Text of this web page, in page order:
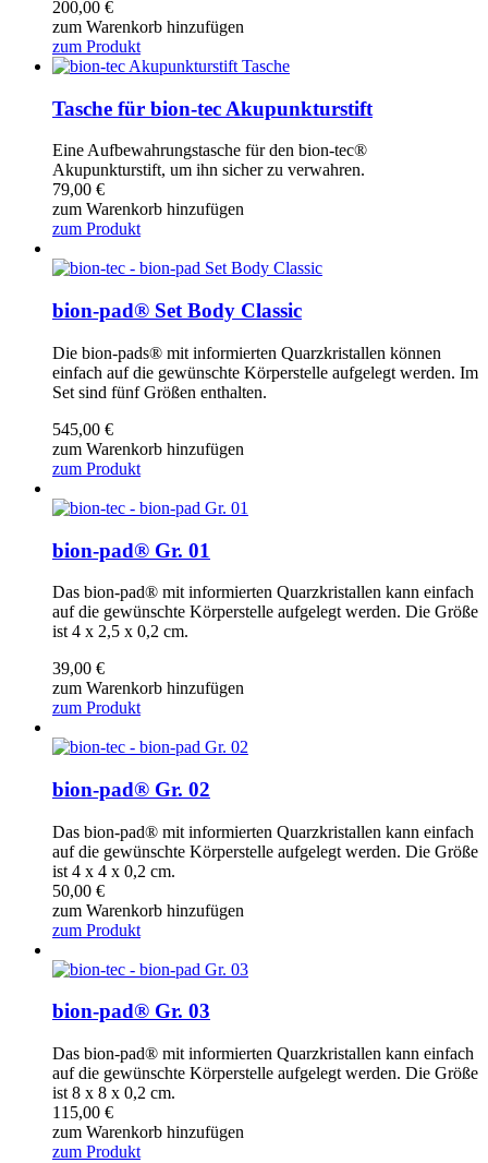
200,00 €
zum Warenkorb hinzufügen
zum Produkt
Tasche für bion-tec Akupunkturstift
Eine Aufbewahrungstasche für den bion-tec®
Akupunkturstift, um ihn sicher zu verwahren.
79,00 €
zum Warenkorb hinzufügen
zum Produkt
bion-pad® Set Body Classic
Die bion-pads® mit informierten Quarzkristallen können
einfach auf die gewünschte Körperstelle aufgelegt werden. Im
Set sind fünf Größen enthalten.
545,00 €
zum Warenkorb hinzufügen
zum Produkt
bion-pad® Gr. 01
Das bion-pad® mit informierten Quarzkristallen kann einfach
auf die gewünschte Körperstelle aufgelegt werden. Die Größe
ist 4 x 2,5 x 0,2 cm.
39,00 €
zum Warenkorb hinzufügen
zum Produkt
bion-pad® Gr. 02
Das bion-pad® mit informierten Quarzkristallen kann einfach
auf die gewünschte Körperstelle aufgelegt werden. Die Größe
ist 4 x 4 x 0,2 cm.
50,00 €
zum Warenkorb hinzufügen
zum Produkt
bion-pad® Gr. 03
Das bion-pad® mit informierten Quarzkristallen kann einfach
auf die gewünschte Körperstelle aufgelegt werden. Die Größe
ist 8 x 8 x 0,2 cm.
115,00 €
zum Warenkorb hinzufügen
zum Produkt